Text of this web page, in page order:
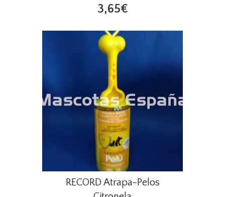
3,65€
RECORD Atrapa-Pelos